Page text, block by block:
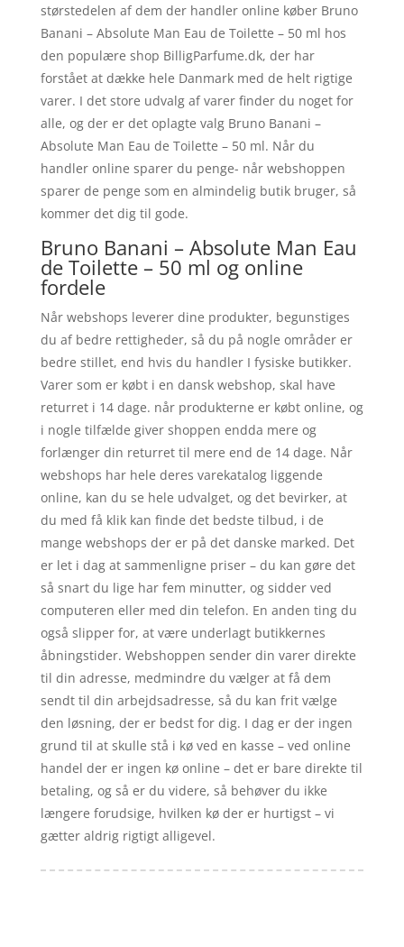
størstedelen af dem der handler online køber Bruno
Banani – Absolute Man Eau de Toilette – 50 ml hos
den populære shop BilligParfume.dk, der har
forstået at dække hele Danmark med de helt rigtige
varer. I det store udvalg af varer finder du noget for
alle, og der er det oplagte valg Bruno Banani –
Absolute Man Eau de Toilette – 50 ml. Når du
handler online sparer du penge- når webshoppen
sparer de penge som en almindelig butik bruger, så
kommer det dig til gode.
Bruno Banani – Absolute Man Eau
de Toilette – 50 ml og online
fordele
Når webshops leverer dine produkter, begunstiges
du af bedre rettigheder, så du på nogle områder er
bedre stillet, end hvis du handler I fysiske butikker.
Varer som er købt i en dansk webshop, skal have
returret i 14 dage. når produkterne er købt online, og
i nogle tilfælde giver shoppen endda mere og
forlænger din returret til mere end de 14 dage. Når
webshops har hele deres varekatalog liggende
online, kan du se hele udvalget, og det bevirker, at
du med få klik kan finde det bedste tilbud, i de
mange webshops der er på det danske marked. Det
er let i dag at sammenligne priser – du kan gøre det
så snart du lige har fem minutter, og sidder ved
computeren eller med din telefon. En anden ting du
også slipper for, at være underlagt butikkernes
åbningstider. Webshoppen sender din varer direkte
til din adresse, medmindre du vælger at få dem
sendt til din arbejdsadresse, så du kan frit vælge
den løsning, der er bedst for dig. I dag er der ingen
grund til at skulle stå i kø ved en kasse – ved online
handel der er ingen kø online – det er bare direkte til
betaling, og så er du videre, så behøver du ikke
længere forudsige, hvilken kø der er hurtigst – vi
gætter aldrig rigtigt alligevel.